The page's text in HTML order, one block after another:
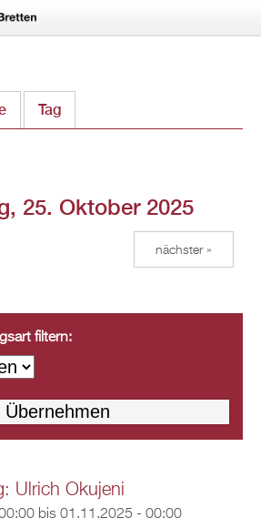
Tag
25. Oktober 2025
nächster »
filtern:
Ulrich Okujeni
bis 01.11.2025 - 00:00